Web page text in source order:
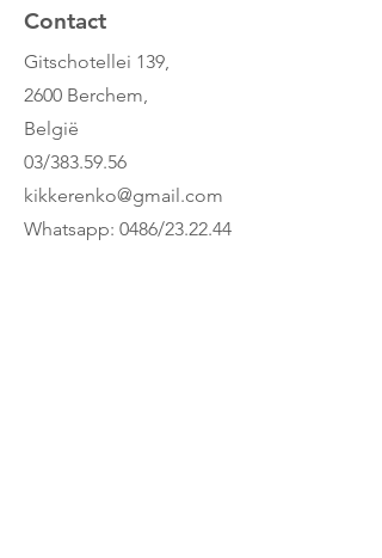
Contact
Gitschotellei 139,
2600 Berchem,
België
03/383.59.56
kikkerenko@gmail.com
Whatsapp: 0486/23.22.44